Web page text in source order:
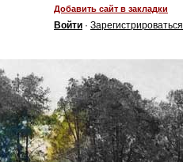
Добавить сайт в закладки
Войти · Зарегистрироваться